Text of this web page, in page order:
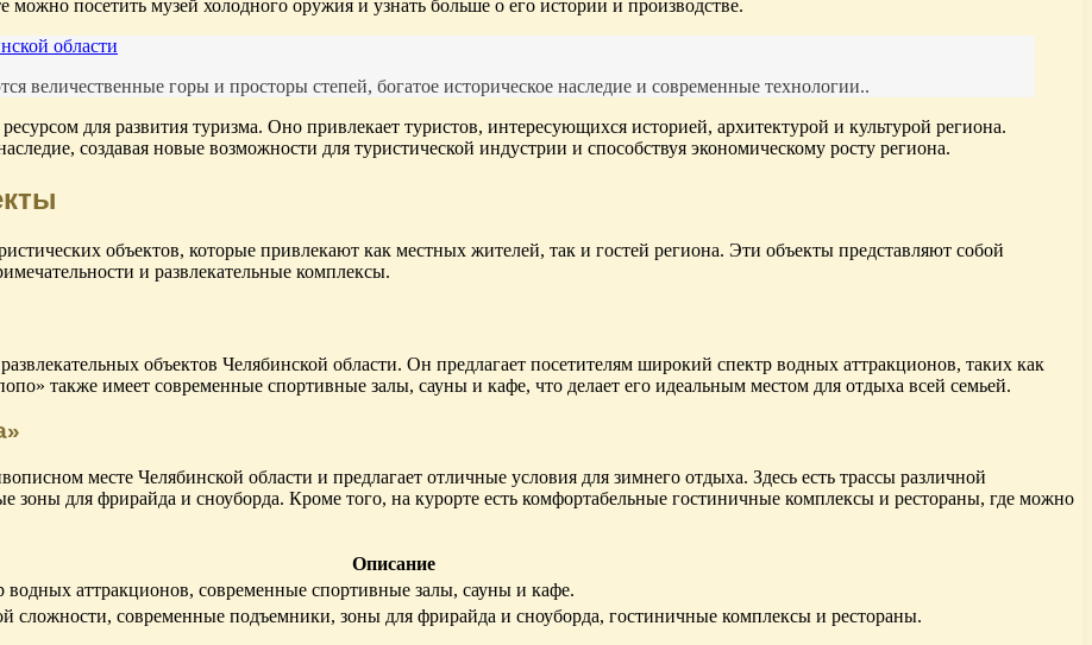
посетить музей холодного оружия и узнать больше о его истории и производстве.
области
величественные горы и просторы степей, богатое историческое наследие и современные технологии..
для развития туризма. Оно привлекает туристов, интересующихся историей, архитектурой и культурой региона.
создавая новые возможности для туристической индустрии и способствуя экономическому росту региона.
объектов, которые привлекают как местных жителей, так и гостей региона. Эти объекты представляют собой
и развлекательные комплексы.
объектов Челябинской области. Он предлагает посетителям широкий спектр водных аттракционов, таких как
также имеет современные спортивные залы, сауны и кафе, что делает его идеальным местом для отдыха всей семьей.
месте Челябинской области и предлагает отличные условия для зимнего отдыха. Здесь есть трассы различной
для фрирайда и сноуборда. Кроме того, на курорте есть комфортабельные гостиничные комплексы и рестораны, где можно
Описание
аттракционов, современные спортивные залы, сауны и кафе.
сложности, современные подъемники, зоны для фрирайда и сноуборда, гостиничные комплексы и рестораны.